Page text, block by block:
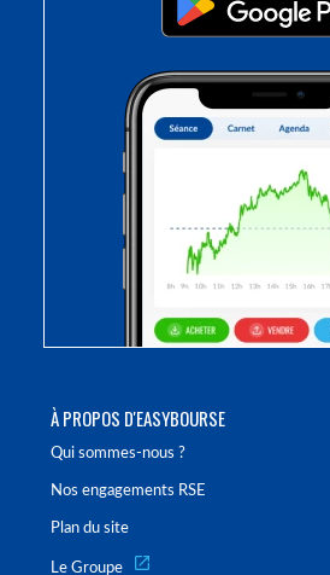
À PROPOS D'EASYBOURSE
Qui sommes-nous ?
Nos engagements RSE
Plan du site
Le Groupe